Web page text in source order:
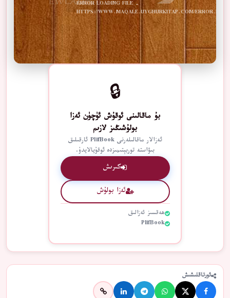
ERROR LOADING FILE -
HTTPS://WWW.MAQALE.UYGHURKITAP.COM/ERROR.PDF
🔒
بۇ ماقالىنى ئوقۇش ئۈچۈن ئەزا
بولۇشىڭىز لازىم
ئەزالار ماقالىلەرنى PlifBook ئارقىلىق
بىۋاستە توربېتىمىزدە ئوقۇيالايدۇ.
كىرىش
ئەزا بولۇش
ھەقسىز ئەزالىق
PlifBook
ئورتاقلىشىش